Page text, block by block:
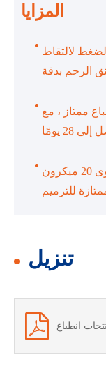
المزايا
لالتقاط
ممتاز ، مع
دقة عالية: دقة الانطباع على مستوى 20 ميكرون
تنزيل